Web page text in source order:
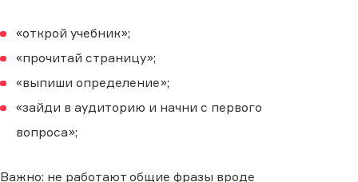
«открой учебник»;
«прочитай страницу»;
«выпиши определение»;
«зайди в аудиторию и начни с первого
вопроса»;
Важно: не работают общие фразы вроде